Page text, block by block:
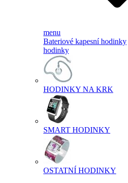
menu
Bateriové kapesní hodinky
hodinky
HODINKY NA KRK
SMART HODINKY
OSTATNÍ HODINKY